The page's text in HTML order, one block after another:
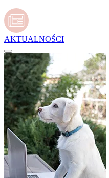
AKTUALNOŚCI